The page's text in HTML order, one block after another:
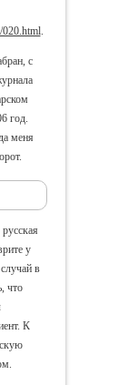
.
с
год.
меня
у
в
что
К